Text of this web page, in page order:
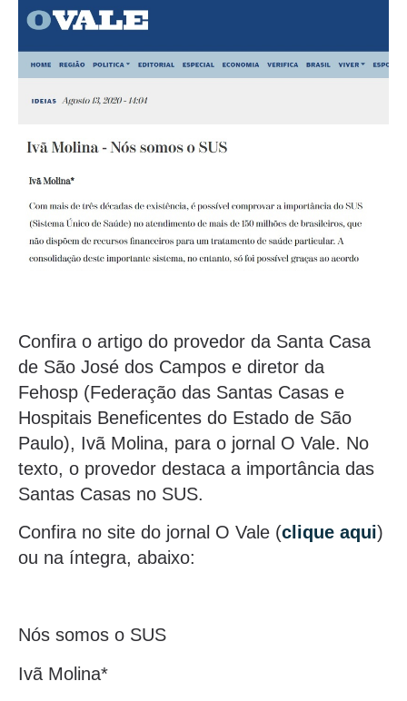
Confira o artigo do provedor da Santa Casa
de São José dos Campos e diretor da
Fehosp (Federação das Santas Casas e
Hospitais Beneficentes do Estado de São
Paulo), Ivã Molina, para o jornal O Vale. No
texto, o provedor destaca a importância das
Santas Casas no SUS.
Confira no site do jornal O Vale (clique aqui)
ou na íntegra, abaixo:
Nós somos o SUS
Ivã Molina*